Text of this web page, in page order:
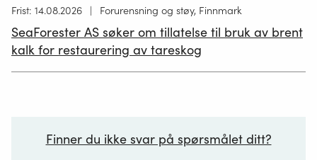
Høring
publisert
19.06.2026
Frist: 14.08.2026 Forurensning og støy, Finnmark
SeaForester AS søker om tillatelse til bruk av brent
kalk for restaurering av tareskog
Finner du ikke svar på spørsmålet ditt?